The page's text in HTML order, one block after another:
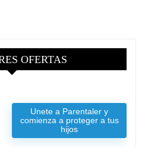
OFERTAS
Unete a Parentaler y
comienza a proteger a tus
hijos